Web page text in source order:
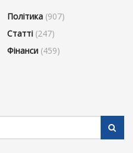
Політика (907)
Статті (247)
Фінанси (459)